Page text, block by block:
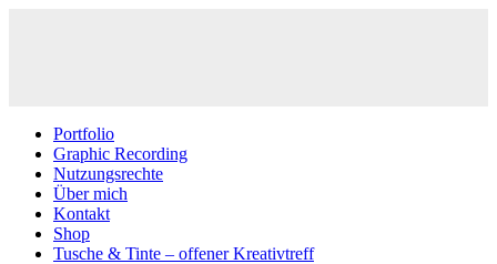
Portfolio
Graphic Recording
Nutzungsrechte
Über mich
Kontakt
Shop
Tusche & Tinte – offener Kreativtreff